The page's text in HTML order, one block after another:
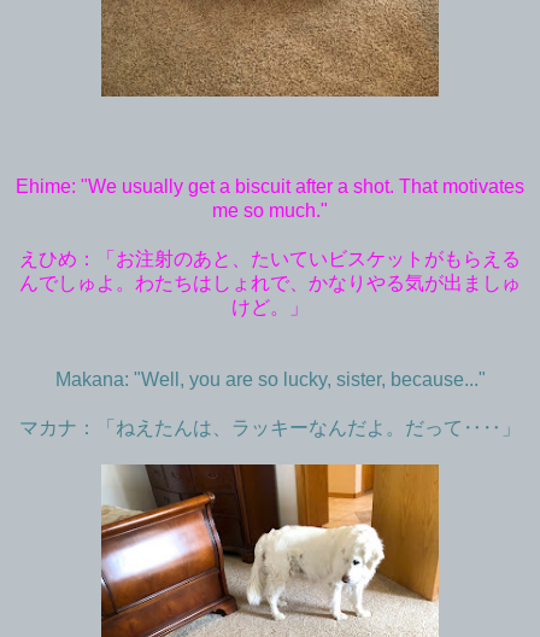
Ehime: "We usually get a biscuit after a shot. That motivates
me so much."
えひめ：「お注射のあと、たいていビスケットがもらえる
んでしゅよ。わたちはしょれで、かなりやる気が出ましゅ
けど。」
Makana: "Well, you are so lucky, sister, because..."
マカナ：「ねえたんは、ラッキーなんだよ。だって‥‥」